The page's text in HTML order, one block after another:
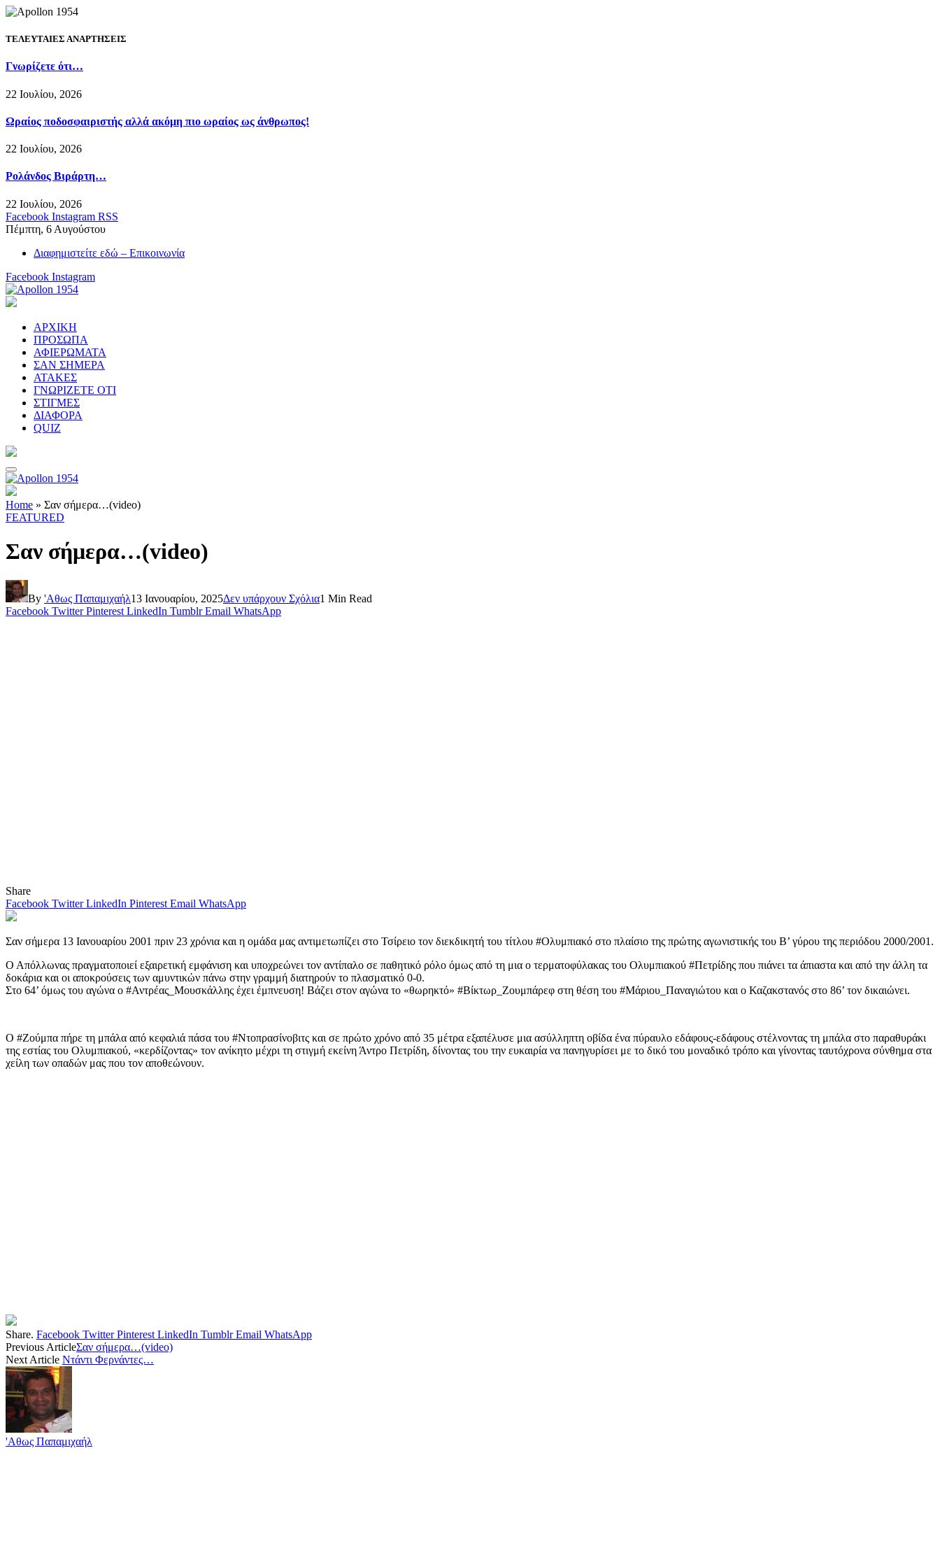
ΤΕΛΕΥΤΑΙΕΣ ΑΝΑΡΤΗΣΕΙΣ
Γνωρίζετε ότι…
22 Ιουλίου, 2026
Ωραίος ποδοσφαιριστής αλλά ακόμη πιο ωραίος ως άνθρωπος!
22 Ιουλίου, 2026
Ρολάνδος Βιράρτη…
22 Ιουλίου, 2026
Facebook Instagram RSS
Πέμπτη, 6 Αυγούστου
Διαφημιστείτε εδώ – Επικοινωνία
Facebook Instagram
ΑΡΧΙΚΗ
ΠΡΟΣΩΠΑ
ΑΦΙΕΡΩΜΑΤΑ
ΣΑΝ ΣΗΜΕΡΑ
ΑΤΑΚΕΣ
ΓΝΩΡΙΖΕΤΕ ΟΤΙ
ΣΤΙΓΜΕΣ
ΔΙΑΦΟΡΑ
QUIZ
Home » Σαν σήμερα…(video)
FEATURED
Σαν σήμερα…(video)
By 'Αθως Παπαμιχαήλ13 Ιανουαρίου, 2025Δεν υπάρχουν Σχόλια1 Min Read
Facebook Twitter Pinterest LinkedIn Tumblr Email WhatsApp
Share
Facebook Twitter LinkedIn Pinterest Email WhatsApp
Σαν σήμερα 13 Ιανουαρίου 2001 πριν 23 χρόνια και η ομάδα μας αντιμετωπίζει στο Τσίρειο τον διεκδικητή του τίτλου #Ολυμπιακό στο πλαίσιο της πρώτης αγωνιστικής του Β’ γύρου της περιόδου 2000/2001.
Ο Απόλλωνας πραγματοποιεί εξαιρετική εμφάνιση και υποχρεώνει τον αντίπαλο σε παθητικό ρόλο όμως από τη μια ο τερματοφύλακας του Ολυμπιακού #Πετρίδης που πιάνει τα άπιαστα και από την άλλη τα
δοκάρια και οι αποκρούσεις των αμυντικών πάνω στην γραμμή διατηρούν το πλασματικό 0-0.
Στο 64’ όμως του αγώνα ο #Αντρέας_Μουσκάλλης έχει έμπνευση! Βάζει στον αγώνα το «θωρηκτό» #Βίκτωρ_Ζουμπάρεφ στη θέση του #Μάριου_Παναγιώτου και ο Καζακστανός στο 86’ τον δικαιώνει.
Ο #Ζούμπα πήρε τη μπάλα από κεφαλιά πάσα του #Ντοπρασίνοβιτς και σε πρώτο χρόνο από 35 μέτρα εξαπέλυσε μια ασύλληπτη οβίδα ένα πύραυλο εδάφους-εδάφους στέλνοντας τη μπάλα στο παραθυράκι
της εστίας του Ολυμπιακού, «κερδίζοντας» τον ανίκητο μέχρι τη στιγμή εκείνη Άντρο Πετρίδη, δίνοντας του την ευκαιρία να πανηγυρίσει με το δικό του μοναδικό τρόπο και γίνοντας ταυτόχρονα σύνθημα στα
χείλη των οπαδών μας που τον αποθεώνουν.
Share. Facebook Twitter Pinterest LinkedIn Tumblr Email WhatsApp
Previous ArticleΣαν σήμερα…(video)
Next Article Ντάντι Φερνάντες…
'Αθως Παπαμιχαήλ